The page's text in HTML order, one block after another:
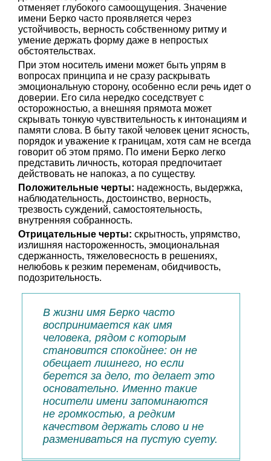
отменяет глубокого самоощущения. Значение
имени Берко часто проявляется через
устойчивость, верность собственному ритму и
умение держать форму даже в непростых
обстоятельствах.
При этом носитель имени может быть упрям в
вопросах принципа и не сразу раскрывать
эмоциональную сторону, особенно если речь идет о
доверии. Его сила нередко соседствует с
осторожностью, а внешняя прямота может
скрывать тонкую чувствительность к интонациям и
памяти слова. В быту такой человек ценит ясность,
порядок и уважение к границам, хотя сам не всегда
говорит об этом прямо. По имени Берко легко
представить личность, которая предпочитает
действовать не напоказ, а по существу.
Положительные черты: надежность, выдержка,
наблюдательность, достоинство, верность,
трезвость суждений, самостоятельность,
внутренняя собранность.
Отрицательные черты: скрытность, упрямство,
излишняя настороженность, эмоциональная
сдержанность, тяжеловесность в решениях,
нелюбовь к резким переменам, обидчивость,
подозрительность.
В жизни имя Берко часто
воспринимается как имя
человека, рядом с которым
становится спокойнее: он не
обещает лишнего, но если
берется за дело, то делает это
основательно. Именно такие
носители имени запоминаются
не громкостью, а редким
качеством держать слово и не
размениваться на пустую суету.